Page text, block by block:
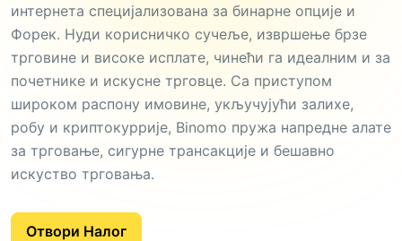
интернета специјализована за бинарне опције и
Форек. Нуди корисничко сучеље, извршење брзе
трговине и високе исплате, чинећи га идеалним и за
почетнике и искусне трговце. Са приступом
широком распону имовине, укључујући залихе,
робу и криптокуррије, Binomo пружа напредне алате
за трговање, сигурне трансакције и бешавно
искуство трговања.
Отвори Налог